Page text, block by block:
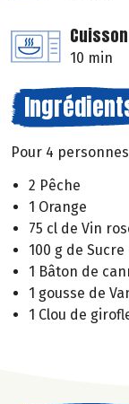
Cuisson
10 min
Pour 4 personnes
2 Pêche
1 Orange
75 cl de Vin
100 g de
1 Bâton de
1 gousse de
1 Clou de